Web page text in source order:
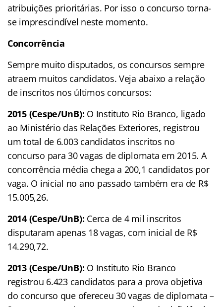
atribuições prioritárias. Por isso o concurso torna-
se imprescindível neste momento.
Concorrência
Sempre muito disputados, os concursos sempre
atraem muitos candidatos. Veja abaixo a relação
de inscritos nos últimos concursos:
2015 (Cespe/UnB): O Instituto Rio Branco, ligado
ao Ministério das Relações Exteriores, registrou
um total de 6.003 candidatos inscritos no
concurso para 30 vagas de diplomata em 2015. A
concorrência média chega a 200,1 candidatos por
vaga. O inicial no ano passado também era de R$
15.005,26.
2014 (Cespe/UnB): Cerca de 4 mil inscritos
disputaram apenas 18 vagas, com inicial de R$
14.290,72.
2013 (Cespe/UnB): O Instituto Rio Branco
registrou 6.423 candidatos para a prova objetiva
do concurso que ofereceu 30 vagas de diplomata –